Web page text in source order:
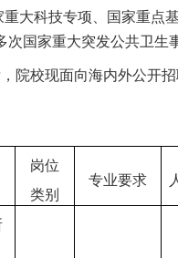
大科技专项、国家重点
国家重大突发公共卫生
院校现面向海内外公开
岗位
类别
专业要求